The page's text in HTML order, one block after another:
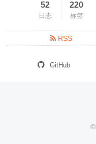
52
日志
220
标签
RSS
GitHub
©